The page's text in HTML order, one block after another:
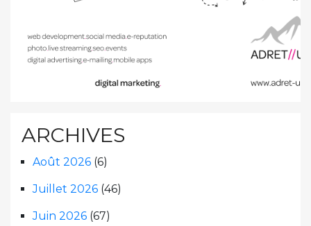
ARCHIVES
Août 2026 (6)
Juillet 2026 (46)
Juin 2026 (67)